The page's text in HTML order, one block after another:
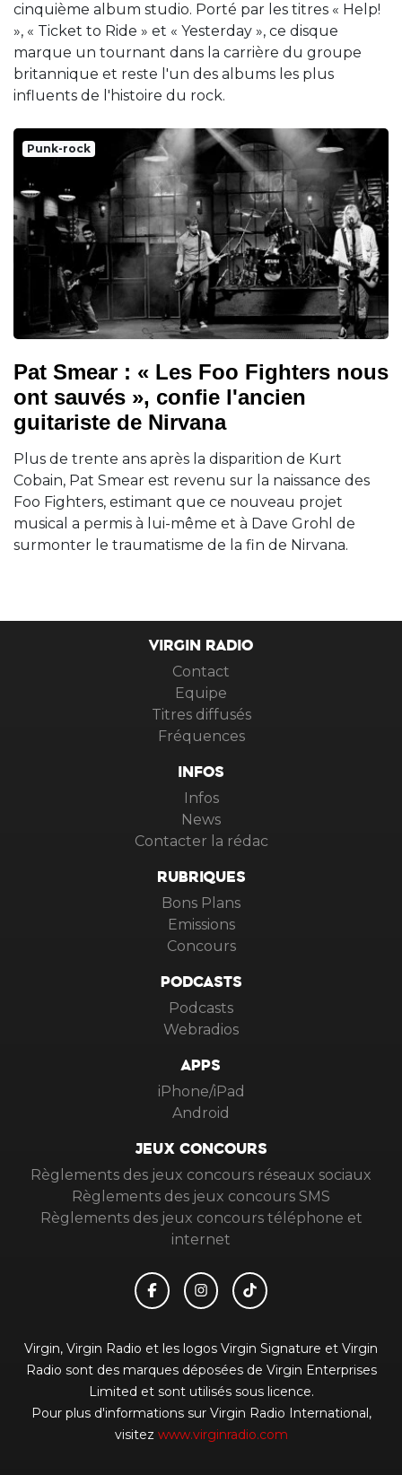
cinquième album studio. Porté par les titres « Help!
», « Ticket to Ride » et « Yesterday », ce disque
marque un tournant dans la carrière du groupe
britannique et reste l'un des albums les plus
influents de l'histoire du rock.
Punk-rock
Pat Smear : « Les Foo Fighters nous
ont sauvés », confie l'ancien
guitariste de Nirvana
Plus de trente ans après la disparition de Kurt
Cobain, Pat Smear est revenu sur la naissance des
Foo Fighters, estimant que ce nouveau projet
musical a permis à lui-même et à Dave Grohl de
surmonter le traumatisme de la fin de Nirvana.
VIRGIN RADIO
Contact
Equipe
Titres diffusés
Fréquences
INFOS
Infos
News
Contacter la rédac
RUBRIQUES
Bons Plans
Emissions
Concours
PODCASTS
Podcasts
Webradios
APPS
iPhone/iPad
Android
JEUX CONCOURS
Règlements des jeux concours réseaux sociaux
Règlements des jeux concours SMS
Règlements des jeux concours téléphone et
internet
Virgin, Virgin Radio et les logos Virgin Signature et Virgin
Radio sont des marques déposées de Virgin Enterprises
Limited et sont utilisés sous licence.
Pour plus d'informations sur Virgin Radio International,
visitez www.virginradio.com